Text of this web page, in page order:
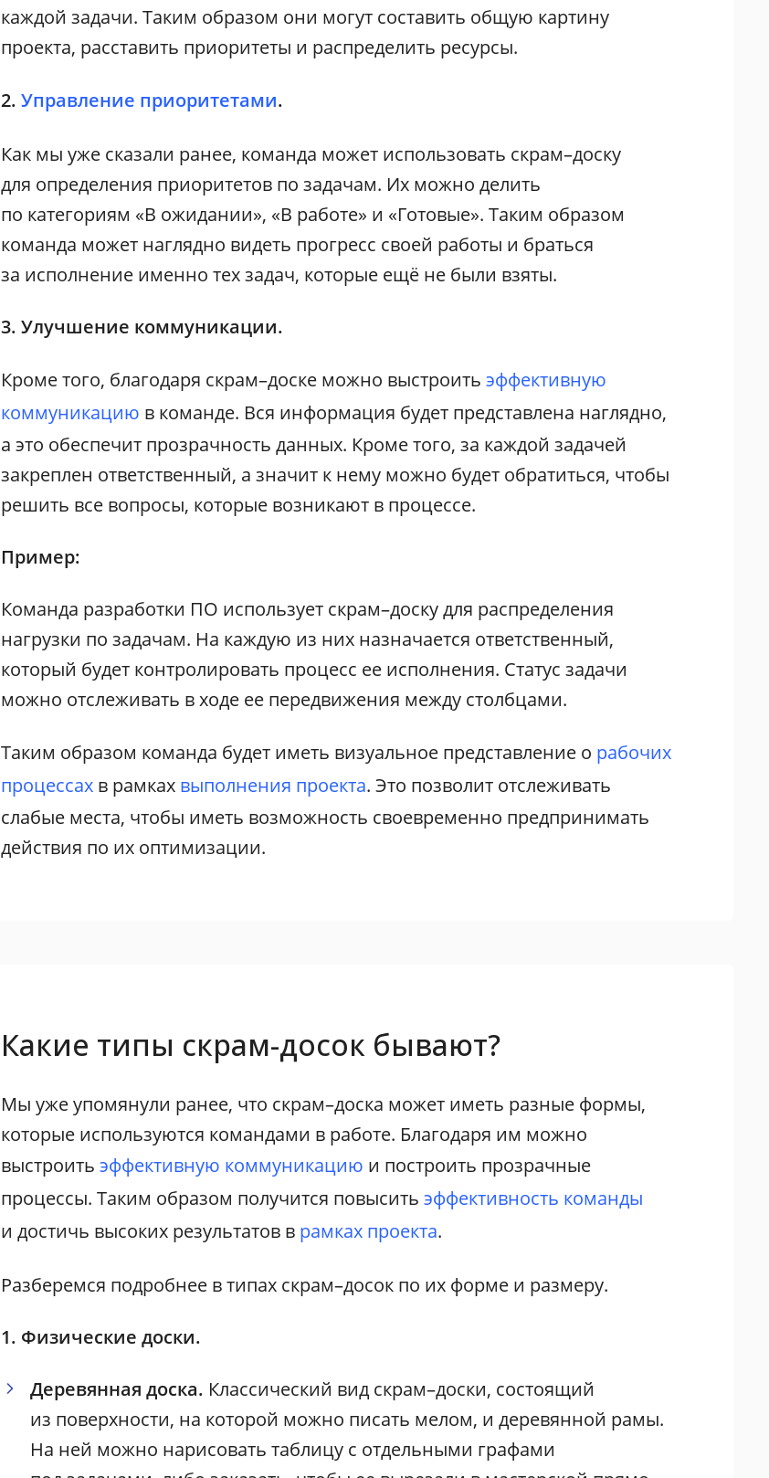
каждой задачи. Таким образом они могут составить общую картину
проекта, расставить приоритеты и распределить ресурсы.
2.Управление приоритетами.
Как мы уже сказали ранее, команда может использовать скрам–доску
для определения приоритетов по задачам. Их можно делить
по категориям «В ожидании», «В работе» и «Готовые». Таким образом
команда может наглядно видеть прогресс своей работы и браться
за исполнение именно тех задач, которые ещё не были взяты.
3. Улучшение коммуникации.
Кроме того, благодаря скрам–доске можно выстроитьэффективную
коммуникацию в команде. Вся информация будет представлена наглядно,
а это обеспечит прозрачность данных. Кроме того, за каждой задачей
закреплен ответственный, а значит к нему можно будет обратиться, чтобы
решить все вопросы, которые возникают в процессе.
Пример:
Команда разработки ПО использует скрам–доску для распределения
нагрузки по задачам. На каждую из них назначается ответственный,
который будет контролировать процесс ее исполнения. Статус задачи
можно отслеживать в ходе ее передвижения между столбцами.
Таким образом команда будет иметь визуальное представление о рабочих
процессах в рамках выполнения проекта. Это позволит отслеживать
слабые места, чтобы иметь возможность своевременно предпринимать
действия по их оптимизации.
Какие типы скрам-досок бывают?
Мы уже упомянули ранее, что скрам–доска может иметь разные формы,
которые используются командами в работе. Благодаря им можно
выстроитьэффективную коммуникацию и построить прозрачные
процессы. Таким образом получится повыситьэффективность команды
и достичь высоких результатов в рамках проекта.
Разберемся подробнее в типах скрам–досок по их форме и размеру.
1. Физические доски.
Деревянная доска. Классический вид скрам–доски, состоящий
из поверхности, на которой можно писать мелом, и деревянной рамы.
На ней можно нарисовать таблицу с отдельными графами